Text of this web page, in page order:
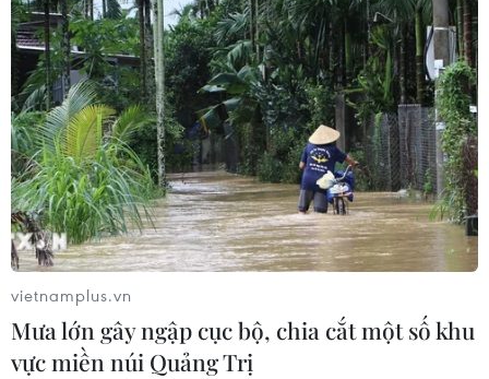
vietnamplus.vn
Mưa lớn gây ngập cục bộ, chia cắt một số khu
vực miền núi Quảng Trị